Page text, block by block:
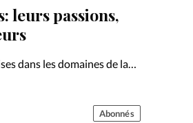
La boutique
À propos
leurs passions,
dans les domaines de la
De gauche à droite:
Badiaga, Angélique
Abonnés